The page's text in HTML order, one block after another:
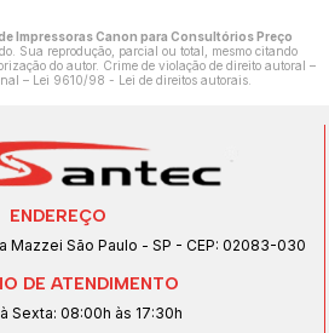
Impressoras Canon para Consultórios Preço
Sua reprodução, parcial ou total, mesmo citando
do autor. Crime de violação de direito autoral –
– Lei 9610/98 - Lei de direitos autorais
ENDEREÇO
Mazzei São Paulo - SP - CEP: 02083-030
DE ATENDIMENTO
Sexta: 08:00h às 17:30h